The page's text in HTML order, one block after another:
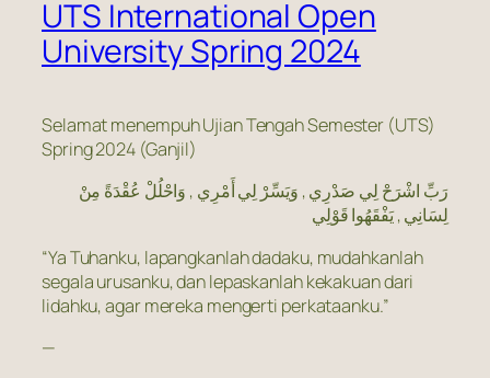
UTS International Open
University Spring 2024
Selamat menempuh Ujian Tengah Semester (UTS)
Spring 2024 (Ganjil)
رَبِّ اشْرَحْ لِي صَدْرِي , وَيَسِّرْ لِي أَمْرِي , وَاحْلُلْ عُقْدَةً مِنْ
لِسَانِي , يَفْقَهُوا قَوْلِي
“Ya Tuhanku, lapangkanlah dadaku, mudahkanlah
segala urusanku, dan lepaskanlah kekakuan dari
lidahku, agar mereka mengerti perkataanku.”
—